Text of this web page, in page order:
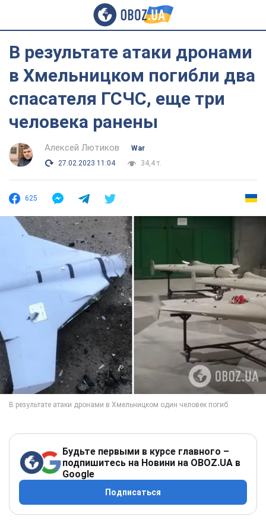
В результате атаки дронами
в Хмельницком погибли два
спасателя ГСЧС, еще три
человека ранены
Алексей Лютиков
War
27.02.2023 11:04
34,4 т.
625
Будьте первыми в курсе главного –
подпишитесь на Новини на OBOZ.UA в
Google
Подписаться